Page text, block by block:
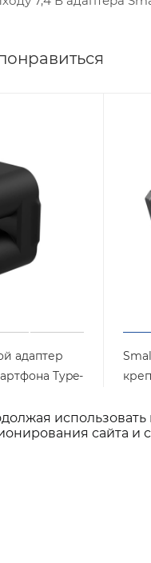
использовать
сайта и
адаптер
Type-